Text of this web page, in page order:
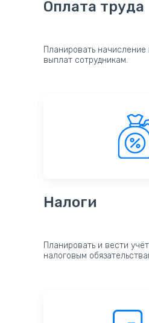
Оплата труда
Планировать начисление
выплат сотрудникам.
Налоги
Планировать и вести
налоговым